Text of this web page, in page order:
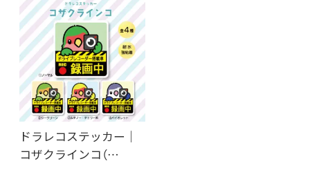
ドラレコステッカー｜
コザクラインコ（…